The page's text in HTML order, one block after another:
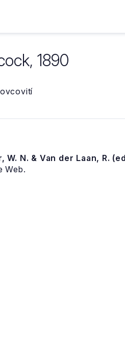
1890
W. N. & Van der Laan, R.
Web.